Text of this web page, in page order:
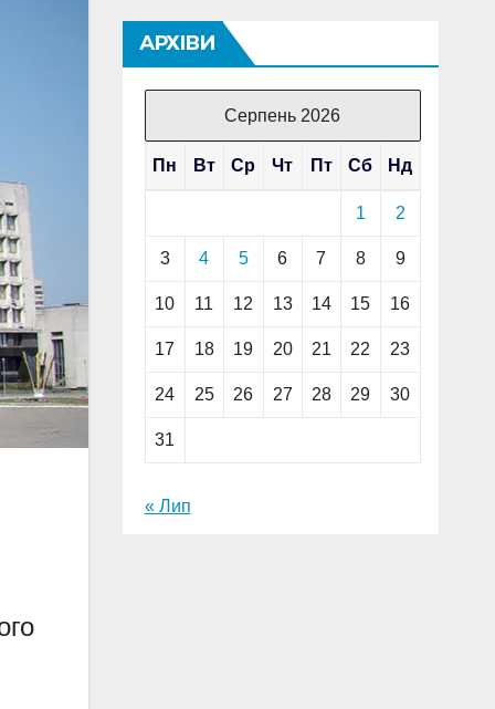
АРХІВИ
Серпень 2026
Пн Вт Ср Чт Пт Сб Нд
1 2
3 4 5 6 7 8 9
10 11 12 13 14 15 16
17 18 19 20 21 22 23
24 25 26 27 28 29 30
31
« Лип